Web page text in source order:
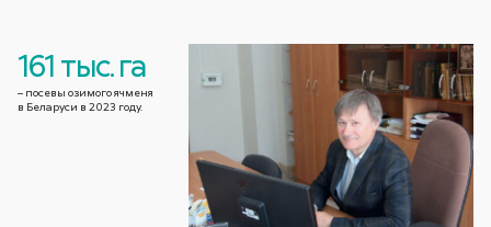
161 тыс. га
– посевы озимого ячменя
в Беларуси в 2023 году.